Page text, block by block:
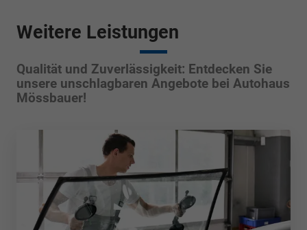
Weitere Leistungen
Qualität und Zuverlässigkeit: Entdecken Sie
unsere unschlagbaren Angebote bei Autohaus
Mössbauer!